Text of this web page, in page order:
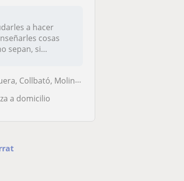
a hacer
cosas
sepan, si
de Rei, Abrera, Olesa de Montserrat, Sa...
a domicilio